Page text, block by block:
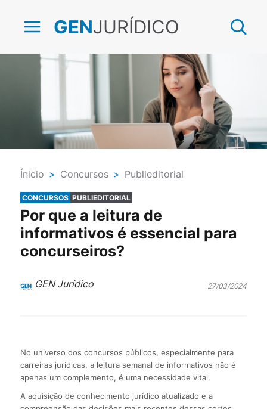
GENJURÍDICO
Ínicio > Concursos > Publieditorial
CONCURSOS PUBLIEDITORIAL
Por que a leitura de
informativos é essencial para
concurseiros?
GEN Jurídico 27/03/2024
No universo dos concursos públicos, especialmente para
carreiras jurídicas, a leitura semanal de informativos não é
apenas um complemento, é uma necessidade vital.
A aquisição de conhecimento jurídico atualizado e a